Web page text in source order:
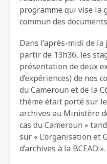
programme qui vise la
commun des documents
Dans l’après-midi de
partir de 13h36, les
présentation de deux
d’expériences) de nos
du Cameroun et de la
thème était porté sur
archives au Ministère
cas du Cameroun »
sur « L’organisation et
d’archives à la BCEAO ».